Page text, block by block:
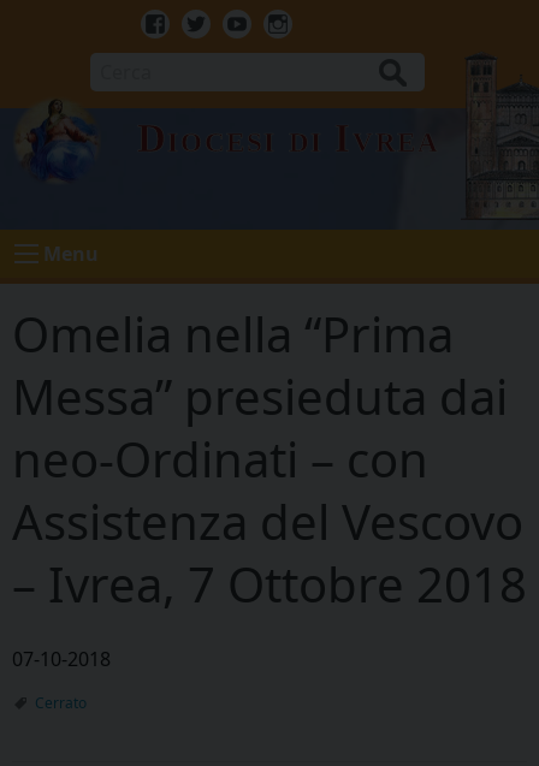
Facebook
TwitterYoutubeInstagram
Diocesi di Ivrea
Menu
Omelia nella “Prima
Messa” presieduta dai
neo-Ordinati – con
Assistenza del Vescovo
– Ivrea, 7 Ottobre 2018
07-10-2018
Cerrato